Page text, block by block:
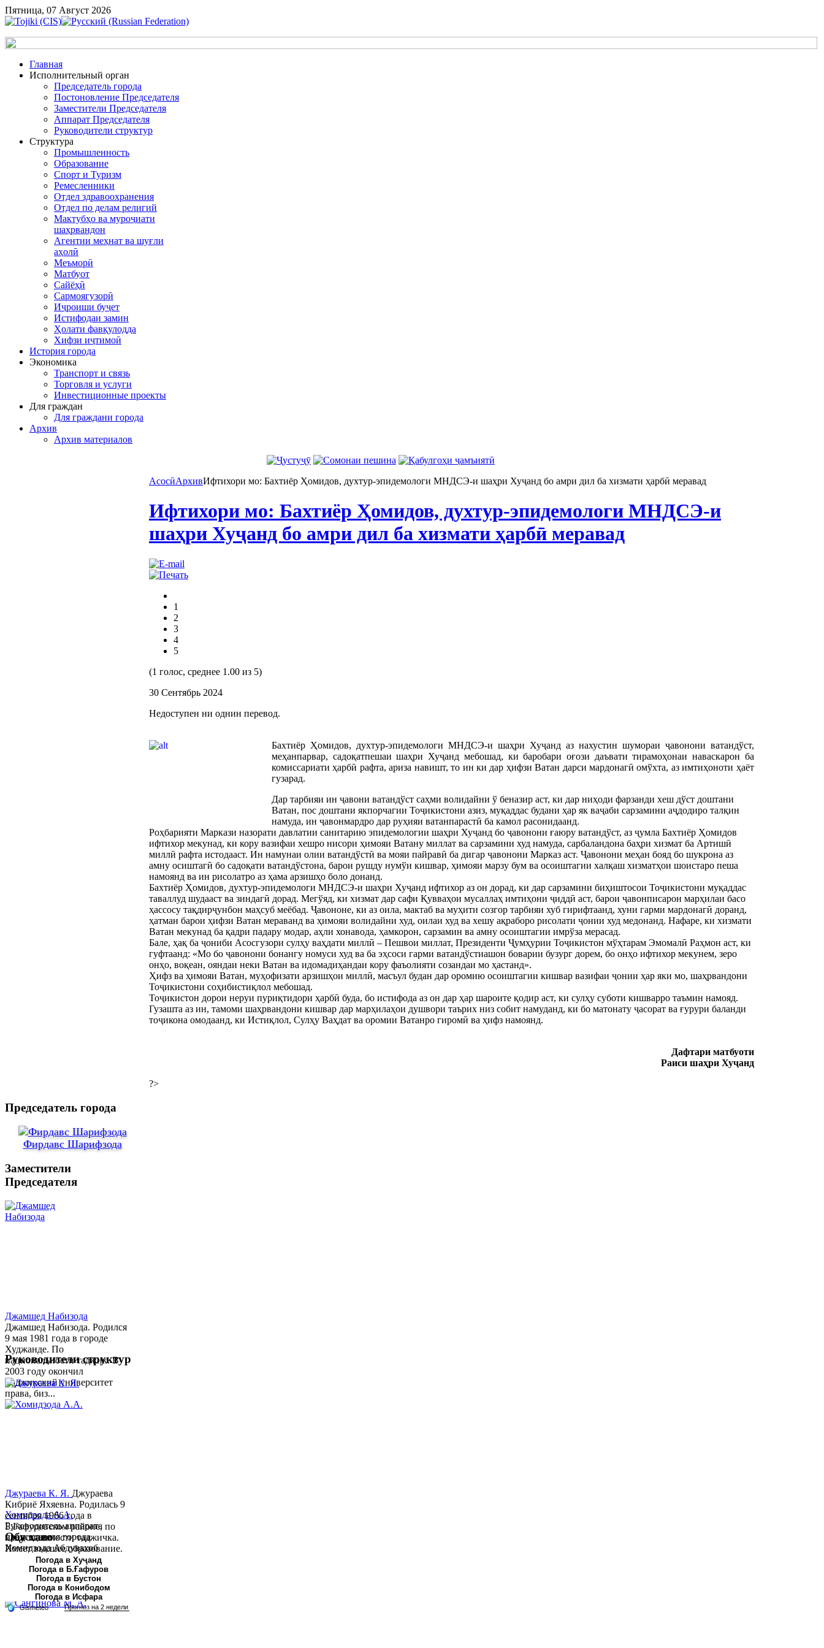
Пятница, 07 Август 2026
Главная
Исполнительный орган
Председатель города
Постоновление Председателя
Заместители Председателя
Аппарат Председателя
Руководители структур
Структура
Промышленность
Образование
Спорт и Туризм
Ремесленники
Отдел здравоохранения
Отдел по делам религий
Мактубҳо ва муроҷиати
шаҳрвандон
Агентии меҳнат ва шуғли
аҳолӣ
Меъморӣ
Матбуот
Сайёҳӣ
Сармоягузорӣ
Иҷроиши буҷет
Истифодаи замин
Ҳолати фавқулодда
Хифзи иҷтимоӣ
История города
Экономика
Транспорт и связь
Торговля и услуги
Инвестиционные проекты
Для граждан
Для граждани города
Архив
Архив материалов
АсосӣАрхивИфтихори мо: Бахтиёр Ҳомидов, духтур-эпидемологи МНДСЭ-и шаҳри Хуҷанд бо амри дил ба хизмати ҳарбӣ меравад
Ифтихори мо: Бахтиёр Ҳомидов, духтур-эпидемологи МНДСЭ-и
шаҳри Хуҷанд бо амри дил ба хизмати ҳарбӣ меравад
1
2
3
4
5
(1 голос, среднее 1.00 из 5)
30 Сентябрь 2024
Недоступен ни однин перевод.
Бахтиёр Ҳомидов, духтур-эпидемологи МНДСЭ-и шаҳри Хуҷанд аз нахустин шумораи ҷавонони ватандўст,
меҳанпарвар, садоқатпешаи шаҳри Хуҷанд мебошад, ки баробари оғози даъвати тирамоҳонаи наваскарон ба
комиссариати ҳарбӣ рафта, ариза навишт, то ин ки дар ҳифзи Ватан дарси мардонагӣ омўхта, аз имтиҳоноти ҳаёт
гузарад.
Дар тарбияи ин ҷавони ватандўст саҳми волидайни ў беназир аст, ки дар ниҳоди фарзанди хеш дўст доштани
Ватан, пос доштани якпорчагии Тоҷикистони азиз, муқаддас будани ҳар як ваҷаби сарзамини аҷдодиро талқин
намуда, ин ҷавонмардро дар руҳияи ватанпарастӣ ба камол расонидаанд.
Роҳбарияти Маркази назорати давлатии санитарию эпидемологии шаҳри Хуҷанд бо ҷавонони ғаюру ватандўст, аз ҷумла Бахтиёр Ҳомидов
ифтихор мекунад, ки кору вазифаи хешро нисори ҳимояи Ватану миллат ва сарзамини худ намуда, сарбаландона баҳри хизмат ба Артишӣ
миллӣ рафта истодааст. Ин намунаи олии ватандўстӣ ва мояи пайравӣ ба дигар ҷавонони Марказ аст. Ҷавонони меҳан бояд бо шукрона аз
амну осиштагӣ бо садоқати ватандўстона, барои рушду нумўи кишвар, ҳимояи марзу бум ва осоиштагии халқаш хизматҳои шоистаро пеша
намоянд ва ин рисолатро аз ҳама арзишҳо боло донанд.
Бахтиёр Ҳомидов, духтур-эпидемологи МНДСЭ-и шаҳри Хуҷанд ифтихор аз он дорад, ки дар сарзамини биҳиштосои Тоҷикистони муқаддас
таваллуд шудааст ва зиндагӣ дорад. Мегўяд, ки хизмат дар сафи Қувваҳои мусаллаҳ имтиҳони ҷиддӣ аст, барои ҷавонписарон марҳилаи басо
ҳассосу тақдирҷунбон маҳсуб меёбад. Ҷавононе, ки аз оила, мактаб ва муҳити созгор тарбияи хуб гирифтаанд, хуни гарми мардонагӣ доранд,
ҳатман барои ҳифзи Ватан мераванд ва ҳимояи волидайни худ, оилаи худ ва хешу ақраборо рисолати ҷонии худ медонанд. Нафаре, ки хизмати
Ватан мекунад ба қадри падару модар, аҳли хонавода, ҳамкорон, сарзамин ва амну осоиштагии имрўза мерасад.
Бале, ҳақ ба ҷониби Асосгузори сулҳу ваҳдати миллӣ – Пешвои миллат, Президенти Ҷумҳурии Тоҷикистон мўҳтарам Эмомалӣ Раҳмон аст, ки
гуфтаанд: «Мо бо ҷавонони бонангу номуси худ ва ба эҳсоси гарми ватандўстиашон боварии бузург дорем, бо онҳо ифтихор мекунем, зеро
онҳо, воқеан, ояндаи неки Ватан ва идомадиҳандаи кору фаъолияти созандаи мо ҳастанд».
Ҳифз ва ҳимояи Ватан, муҳофизати арзишҳои миллӣ, масъул будан дар оромию осоиштагии кишвар вазифаи ҷонии ҳар яки мо, шаҳрвандони
Тоҷикистони соҳибистиқлол мебошад.
Тоҷикистон дорои неруи пуриқтидори ҳарбӣ буда, бо истифода аз он дар ҳар шароите қодир аст, ки сулҳу суботи кишварро таъмин намояд.
Гузашта аз ин, тамоми шаҳрвандони кишвар дар марҳилаҳои душвори таърих низ собит намуданд, ки бо матонату ҷасорат ва ғурури баланди
тоҷикона омодаанд, ки Истиқлол, Сулҳу Ваҳдат ва оромии Ватанро гиромӣ ва ҳифз намоянд.
Дафтари матбуоти
Раиси шаҳри Хуҷанд
?>
Председатель города
Фирдавс Шарифзода
Заместители
Председателя
Джамшед Набизода
Джамшед Набизода. Родился
9 мая 1981 года в городе
Худжанде. По
национальности таджик. В
2003 году окончил
Таджикский университет
права, биз...
Хомидзода А.А.
Руководитель аппарата
председателя города
Хомидзода Абдувахоб
Абдумаджид родился 8
июня 1978 года в городе
Худжанде. По
национальности...
Руководители структур
Джураева К. Я. Джураева
Кибриё Яхяевна. Родилась 9
сентября 1966 года в
Б.Гафуровском районе, по
национальности таджичка.
Имеет высшее образование.
В 1997 ...
Обу хаво
Погода в Хуҷанд
Погода в Б.Ғафуров
Погода в Бустон
Погода в Конибодом
Погода в Исфара